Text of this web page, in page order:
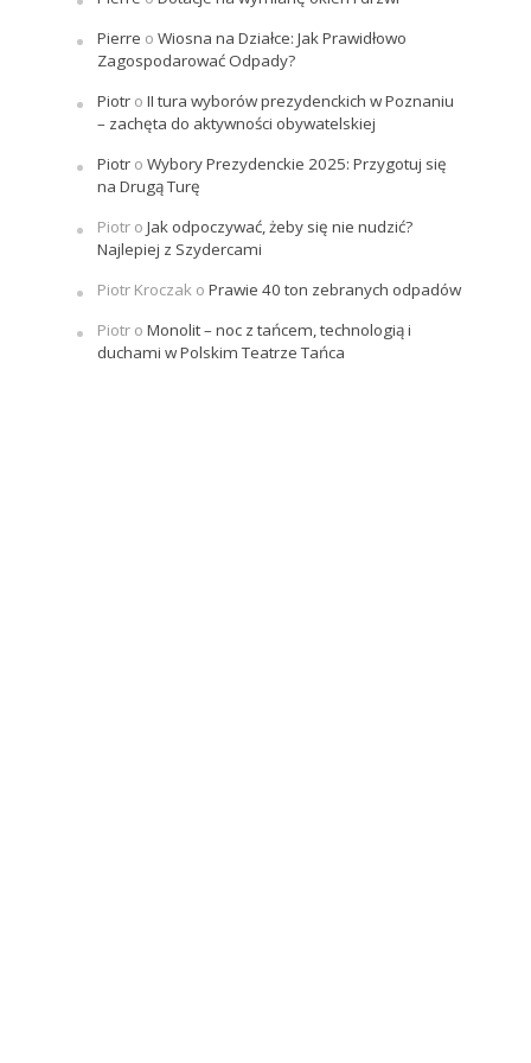
Pierre o Wiosna na Działce: Jak Prawidłowo
Zagospodarować Odpady?
Piotro II tura wyborów prezydenckich w Poznaniu
– zachęta do aktywności obywatelskiej
Piotro Wybory Prezydenckie 2025: Przygotuj się
na Drugą Turę
Piotro Jak odpoczywać, żeby się nie nudzić?
Najlepiej z Szydercami
Piotr Kroczako Prawie 40 ton zebranych odpadów
Piotro Monolit – noc z tańcem, technologią i
duchami w Polskim Teatrze Tańca